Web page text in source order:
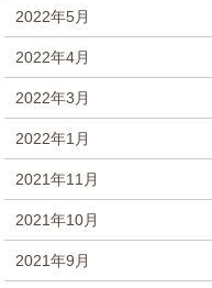
2022年5月
2022年4月
2022年3月
2022年1月
2021年11月
2021年10月
2021年9月